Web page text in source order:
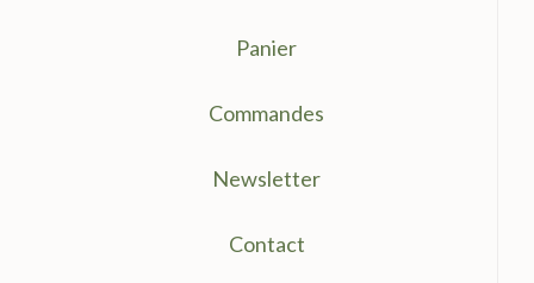
Panier
Commandes
Newsletter
Contact